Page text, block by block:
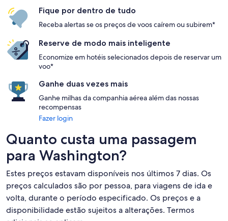
Fique por dentro de tudo
Receba alertas se os preços de voos caírem ou subirem*
Reserve de modo mais inteligente
Economize em hotéis selecionados depois de reservar um
voo*
Ganhe duas vezes mais
Ganhe milhas da companhia aérea além das nossas
recompensas
Fazer login
Quanto custa uma passagem
para Washington?
Estes preços estavam disponíveis nos últimos 7 dias. Os
preços calculados são por pessoa, para viagens de ida e
volta, durante o período especificado. Os preços e a
disponibilidade estão sujeitos a alterações. Termos